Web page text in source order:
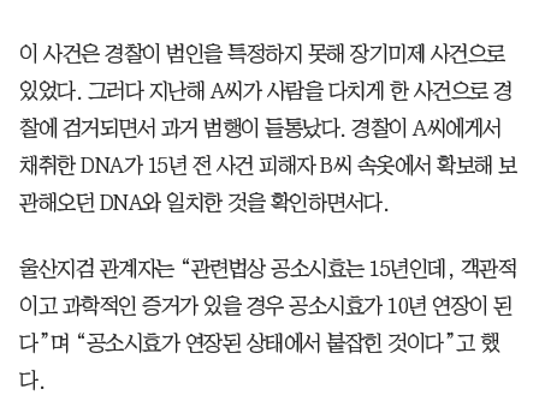
이 사건은 경찰이 범인을 특정하지 못해 장기미제 사건으로
있었다. 그러다 지난해 A씨가 사람을 다치게 한 사건으로 경
찰에 검거되면서 과거 범행이 들통났다. 경찰이 A씨에게서
채취한 DNA가 15년 전 사건 피해자 B씨 속옷에서 확보해 보
관해오던 DNA와 일치한 것을 확인하면서다.
울산지검 관계자는 “관련법상 공소시효는 15년인데, 객관적
이고 과학적인 증거가 있을 경우 공소시효가 10년 연장이 된
다”며 “공소시효가 연장된 상태에서 붙잡힌 것이다”고 했
다.